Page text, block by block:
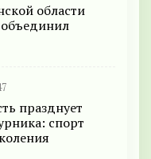
области
празднует
спорт